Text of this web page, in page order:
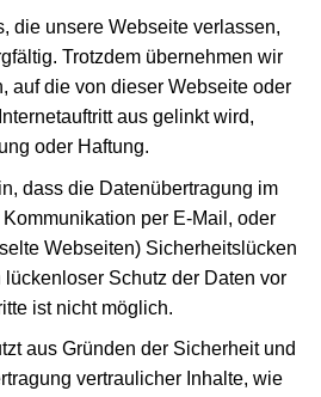
die unsere Webseite verlassen,
Trotzdem übernehmen wir
auf die von dieser Webseite oder
aus gelinkt wird,
oder Haftung.
dass die Datenübertragung im
Kommunikation per E-Mail, oder
Webseiten) Sicherheitslücken
Schutz der Daten vor
ist nicht möglich.
aus Gründen der Sicherheit und
vertraulicher Inhalte, wie